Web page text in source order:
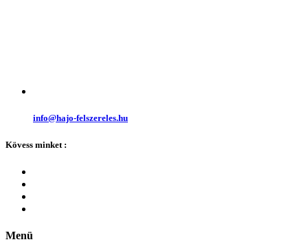
info@hajo-felszereles.hu
Kövess minket :
Menü